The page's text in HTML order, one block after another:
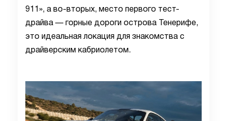
911», а во-вторых, место первого тест-
драйва — горные дороги острова Тенерифе,
это идеальная локация для знакомства с
драйверским кабриолетом.